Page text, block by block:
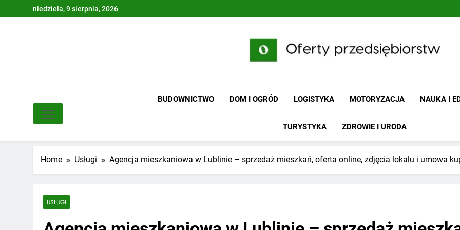
to
niedziela, 9 sierpnia, 2026
Oferty
BUDOWNICTWO DOM I OGRÓD LOGISTYKA MOTORYZACJA NAUKA I
TURYSTYKA ZDROWIE I URODA
Home Usługi Agencja mieszkaniowa w Lublinie – sprzedaż mieszkań, oferta online, zdjęcia lokalu i umowa
USŁUGI